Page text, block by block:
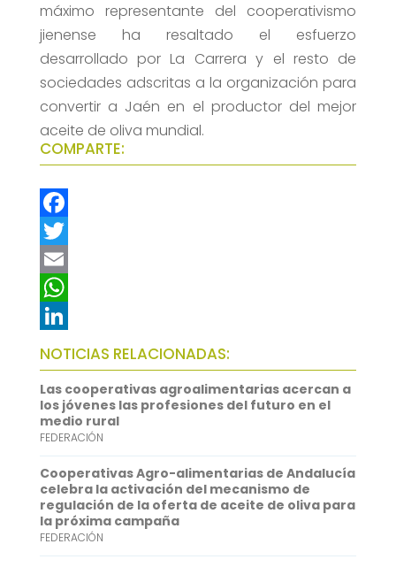
máximo representante del cooperativismo
jienense ha resaltado el esfuerzo
desarrollado por La Carrera y el resto de
sociedades adscritas a la organización para
convertir a Jaén en el productor del mejor
aceite de oliva mundial.
COMPARTE:
F
a
c
e
b
o
o
k
T
w
t
t
e
r
E
m
a
i
l
W
h
a
t
s
A
p
p
L
i
n
k
e
d
I
n
NOTICIAS RELACIONADAS:
Las cooperativas agroalimentarias acercan a
los jóvenes las profesiones del futuro en el
medio rural
FEDERACIÓN
Cooperativas Agro-alimentarias de Andalucía
celebra la activación del mecanismo de
regulación de la oferta de aceite de oliva para
la próxima campaña
FEDERACIÓN